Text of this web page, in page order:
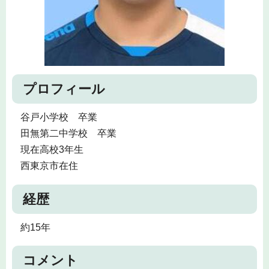
プロフィール
谷戸小学校 卒業
田無第二中学校 卒業
現在高校3年生
西東京市在住
経歴
約15年
コメント